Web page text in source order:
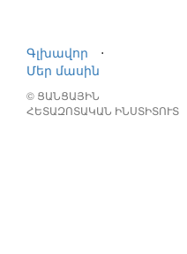
Գլխավոր
⋅
Մեր մասին
© ՑԱՆՑԱՅԻՆ
ՀԵՏԱԶՈՏԱԿԱՆ ԻՆՍՏԻՏՈՒՏ